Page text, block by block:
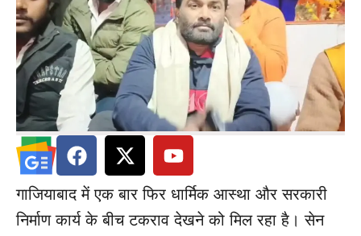
गाजियाबाद में एक बार फिर धार्मिक आस्था और सरकारी
निर्माण कार्य के बीच टकराव देखने को मिल रहा है। सेन